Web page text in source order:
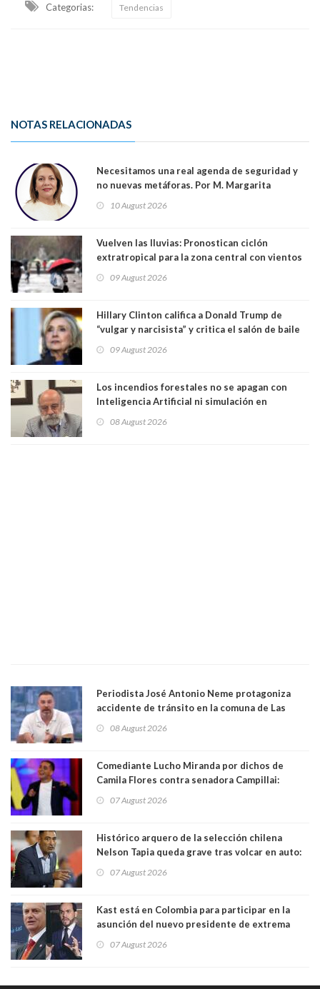
Categorias: Tendencias
NOTAS RELACIONADAS
Necesitamos una real agenda de seguridad y
no nuevas metáforas. Por M. Margarita
10 August 2026
Vuelven las lluvias: Pronostican ciclón
extratropical para la zona central con vientos
09 August 2026
Hillary Clinton califica a Donald Trump de
“vulgar y narcisista” y critica el salón de baile
casa. Y la está destruyendo”
09 August 2026
Los incendios forestales no se apagan con
Inteligencia Artificial ni simulación en
Magister en Asentamientos Humanos PUC
08 August 2026
Periodista José Antonio Neme protagoniza
accidente de tránsito en la comuna de Las
08 August 2026
Comediante Lucho Miranda por dichos de
Camila Flores contra senadora Campillai:
forma de quitar dignidad"
07 August 2026
Histórico arquero de la selección chilena
Nelson Tapia queda grave tras volcar en auto:
07 August 2026
Kast está en Colombia para participar en la
asunción del nuevo presidente de extrema
07 August 2026